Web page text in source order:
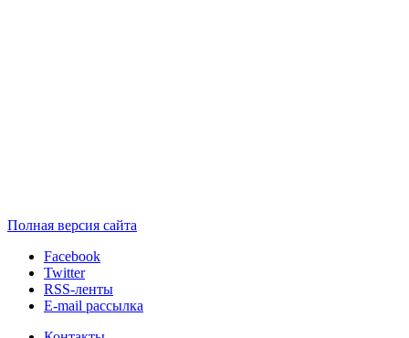
Полная версия сайта
Facebook
Twitter
RSS-ленты
E-mail рассылка